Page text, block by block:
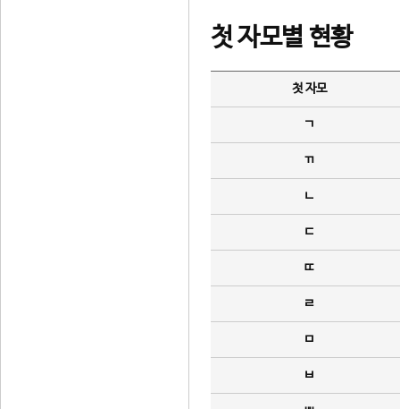
첫 자모별 현황
첫 자모
ㄱ
ㄲ
ㄴ
ㄷ
ㄸ
ㄹ
ㅁ
ㅂ